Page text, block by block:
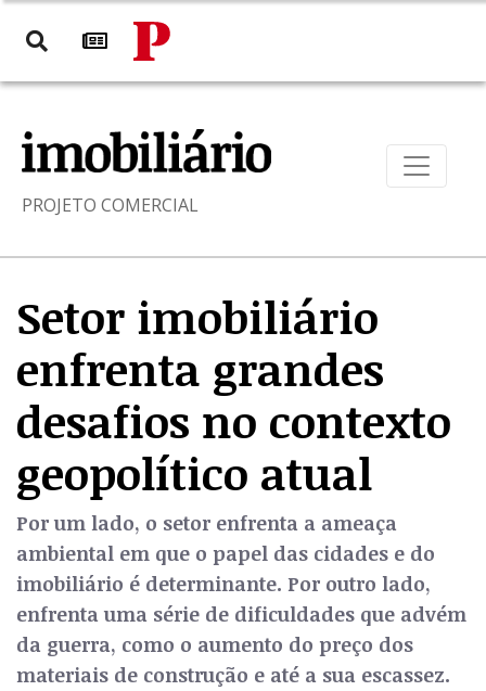
PROJETO COMERCIAL
Setor imobiliário
enfrenta grandes
desafios no contexto
geopolítico atual
Por um lado, o setor enfrenta a ameaça
ambiental em que o papel das cidades e do
imobiliário é determinante. Por outro lado,
enfrenta uma série de dificuldades que advém
da guerra, como o aumento do preço dos
materiais de construção e até a sua escassez.